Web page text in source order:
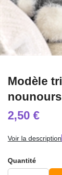
Modèle
nounours
2,50 €
Voir la description
Quantité